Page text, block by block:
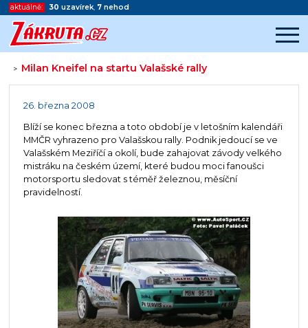
aktuálně: 30 uzavírek, 7 nehod
> Milan Kneifel na startu Valašské rally
Začátek reklamy
26. března 2008
Blíží se konec března a toto období je v letošním kalendáři
MMČR vyhrazeno pro Valašskou rally. Podnik jedoucí se ve
Valašském Meziříčí a okolí, bude zahajovat závody velkého
mistráku na českém území, které budou moci fanoušci
motorsportu sledovat s téměř železnou, měsíční
pravidelností.